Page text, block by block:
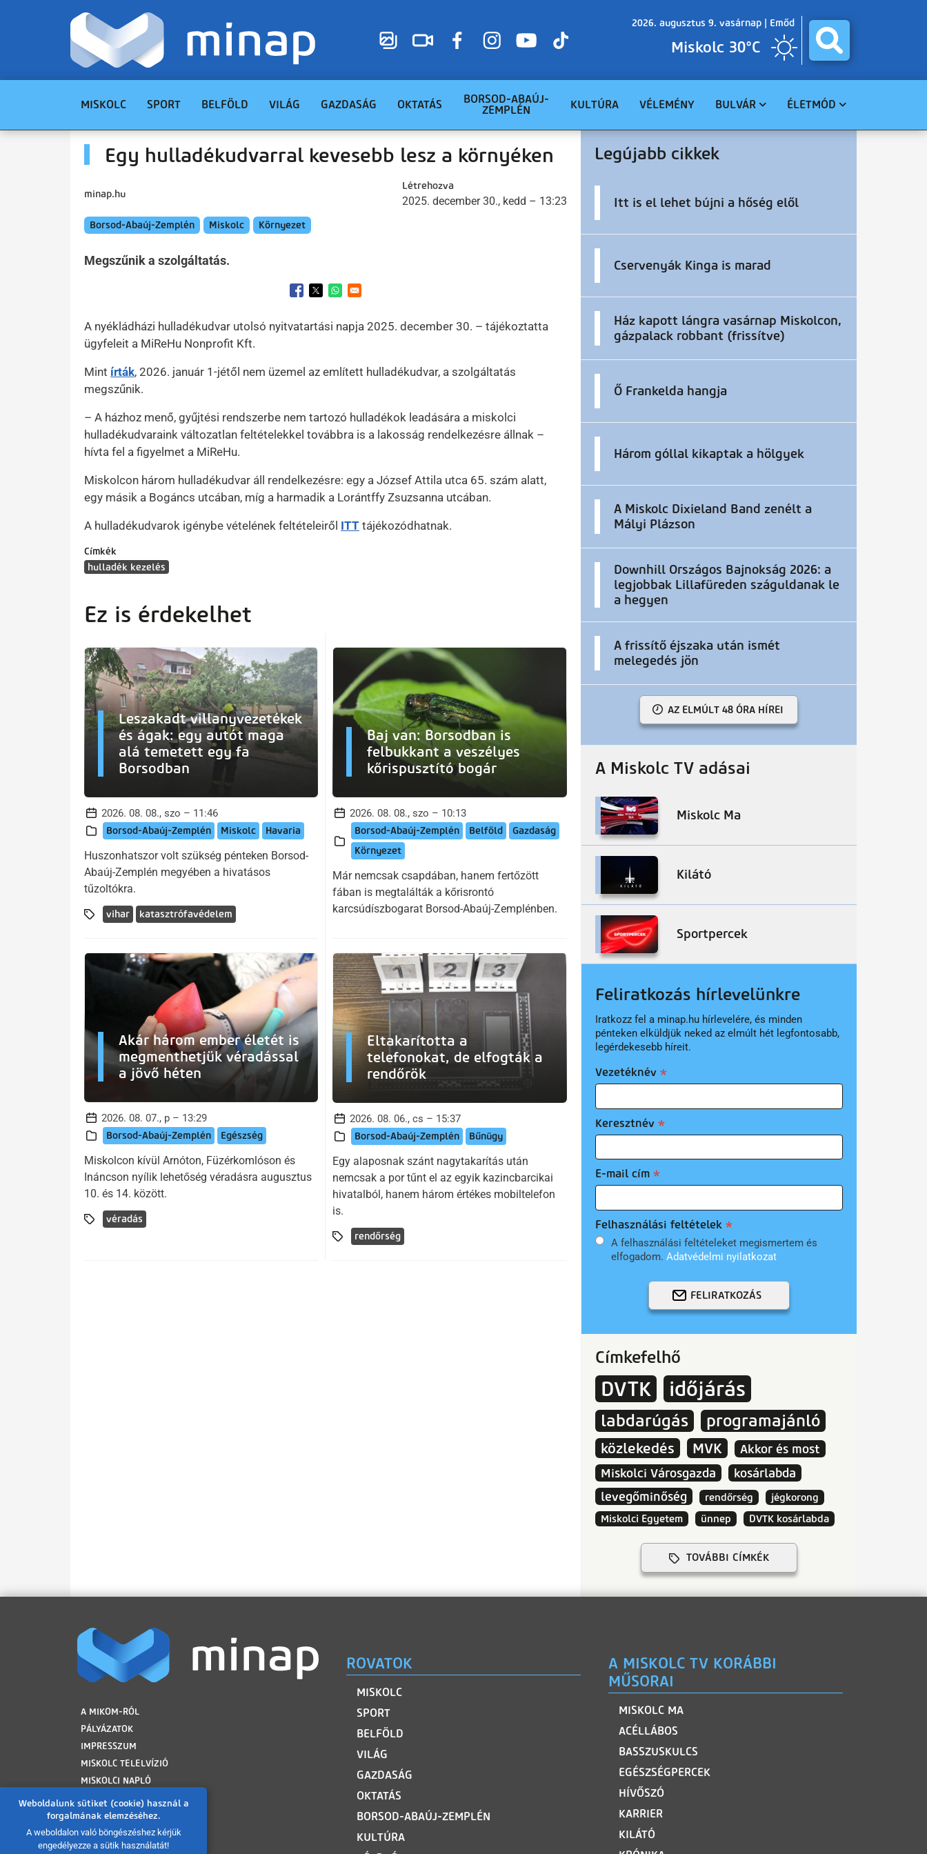
Weboldalunk sütiket (cookie) használ a
forgalmának elemzéséhez.
A weboldalon való böngészéshez kérjük
engedélyezze a sütik használatát!
2026. augusztus 9. vasárnap | Emőd
Miskolc 30°C
MISKOLC SPORT BELFÖLD VILÁG GAZDASÁG OKTATÁS
BORSOD-ABAÚJ-
ZEMPLÉN
KULTÚRA VÉLEMÉNY BULVÁR
BALESET
BŰNÜGY
CELEBHÍREK
ÉLETMÓD
GASZTRO
SZABADIDŐ
Egy hulladékudvarral kevesebb lesz a környéken
minap.hu
Létrehozva
2025. december 30., kedd – 13:23
Borsod-Abaúj-Zemplén Miskolc Környezet
Megszűnik a szolgáltatás.
Opens in a new window
Opens in a new window
Opens in a new window
A nyékládházi hulladékudvar utolsó nyitvatartási napja 2025. december 30. – tájékoztatta
ügyfeleit a MiReHu Nonprofit Kft.
Mint írták, 2026. január 1-jétől nem üzemel az említett hulladékudvar, a szolgáltatás
megszűnik.
– A házhoz menő, gyűjtési rendszerbe nem tartozó hulladékok leadására a miskolci
hulladékudvaraink változatlan feltételekkel továbbra is a lakosság rendelkezésre állnak –
hívta fel a figyelmet a MiReHu.
Miskolcon három hulladékudvar áll rendelkezésre: egy a József Attila utca 65. szám alatt,
egy másik a Bogáncs utcában, míg a harmadik a Lorántffy Zsuzsanna utcában.
A hulladékudvarok igénybe vételének feltételeiről ITT tájékozódhatnak.
Címkék
hulladék kezelés
Ez is érdekelhet
Leszakadt villanyvezetékek
és ágak: egy autót maga
alá temetett egy fa
Borsodban
2026. 08. 08., szo – 11:46
Borsod-Abaúj-Zemplén Miskolc Havaria
Huszonhatszor volt szükség pénteken Borsod-
Abaúj-Zemplén megyében a hivatásos
tűzoltókra.
vihar katasztrófavédelem
Baj van: Borsodban is
felbukkant a veszélyes
kőrispusztító bogár
2026. 08. 08., szo – 10:13
Borsod-Abaúj-Zemplén Belföld
Gazdaság
Környezet
Már nemcsak csapdában, hanem fertőzött
fában is megtalálták a kőrisrontó
karcsúdíszbogarat Borsod-Abaúj-Zemplénben.
Akár három ember életét is
megmenthetjük véradással
a jövő héten
2026. 08. 07., p – 13:29
Borsod-Abaúj-Zemplén Egészség
Miskolcon kívül Arnóton, Füzérkomlóson és
Ináncson nyílik lehetőség véradásra augusztus
10. és 14. között.
véradás
Eltakarította a
telefonokat, de elfogták a
rendőrök
2026. 08. 06., cs – 15:37
Borsod-Abaúj-Zemplén Bűnügy
Egy alaposnak szánt nagytakarítás után
nemcsak a por tűnt el az egyik kazincbarcikai
hivatalból, hanem három értékes mobiltelefon
is.
rendőrség
Legújabb cikkek
Itt is el lehet bújni a hőség elől
Cservenyák Kinga is marad
Ház kapott lángra vasárnap Miskolcon,
gázpalack robbant (frissítve)
Ő Frankelda hangja
Három góllal kikaptak a hölgyek
A Miskolc Dixieland Band zenélt a
Mályi Plázson
Downhill Országos Bajnokság 2026: a
legjobbak Lillafüreden száguldanak le
a hegyen
A frissítő éjszaka után ismét
melegedés jön
AZ ELMÚLT 48 ÓRA HÍREI
A Miskolc TV adásai
Miskolc Ma
Kilátó
Sportpercek
Feliratkozás hírlevelünkre
Iratkozz fel a minap.hu hírlevelére, és minden
pénteken elküldjük neked az elmúlt hét legfontosabb,
legérdekesebb híreit.
Vezetéknév
Keresztnév
E-mail cím
Felhasználási feltételek
A felhasználási feltételeket megismertem és
elfogadom. Adatvédelmi nyilatkozat
FELIRATKOZÁS
Címkefelhő
DVTK időjárás
labdarúgás programajánló
közlekedés MVK
Akkor és most
Miskolci Városgazda
kosárlabda
levegőminőség
rendőrség
jégkorong
Miskolci Egyetem
ünnep DVTK kosárlabda
TOVÁBBI CÍMKÉK
LÁBLÉC
A MIKOM-RÓL
PÁLYÁZATOK
IMPRESSZUM
MISKOLC TELELVÍZIÓ
MISKOLCI NAPLÓ
MINAP ARCHÍVUM
FELHASZNÁLÁSI FELTÉTELEK
ADATVÉDELMI TÁJÉKOZTATÓ
SÜTI TÁJÉKOZTATÓ
ROVATOK
MISKOLC
SPORT
BELFÖLD
VILÁG
GAZDASÁG
OKTATÁS
BORSOD-ABAÚJ-ZEMPLÉN
KULTÚRA
A MISKOLC TV KORÁBBI
MŰSORAI
MISKOLC MA
ACÉLLÁBOS
BASSZUSKULCS
EGÉSZSÉGPERCEK
HÍVŐSZÓ
KARRIER
KILÁTÓ